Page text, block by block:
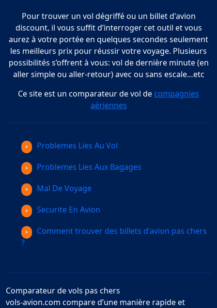
Pour trouver un vol dégriffé ou un billet d'avion
discount, il vous suffit d’interroger cet outil et vous
aurez à votre portée en quelques secondes seulement
les meilleurs prix pour réussir votre voyage. Plusieurs
possibilités s’offrent à vous: vol de dernière minute (en
aller simple ou aller-retour) avec ou sans escale…etc
Ce site est un comparateur de vol de compagnies
aériennes
Problemes Lies Au Vol
Problemes Lies Aux Bagages
Mal De Voyage
Securite En Avion
Comment trouver des billets d'avion pas chers
?
Comparateur de vols pas chers
vols-avion.com compare d’une manière rapide et